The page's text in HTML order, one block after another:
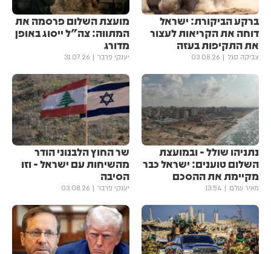
ברקע הביקורת: ישראל
דוחה את הקריאות לעצור
את התקיפות בעזה
צביקה סגל 03.08.26
מועצת השלום פרסמה את
המתווה: צה"ל ייסוג באופן
מדורג
יענקי פרבר 31.07.26
נתניהו שולל - ובמועצת
השלום טוענים: ישראל כבר
מקיימת את ההסכם
מאיר שלם 13:54
שר החוץ הלבנוני הודר
מהשיחות עם ישראל - וזו
הסיבה
יענקי פרבר 03.08.26